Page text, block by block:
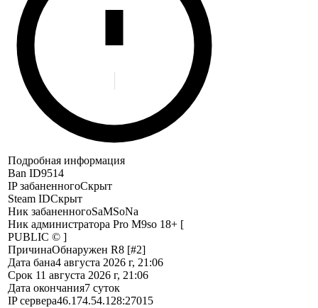
Подробная информация
Ban ID9514
IP забаненногоСкрыт
Steam IDСкрыт
Ник забаненногоSaMSoNa
Ник администратора Pro M9so 18+ [
PUBLIC © ]
ПричинаОбнаружен R8 [#2]
Дата бана4 августа 2026 г, 21:06
Срок 11 августа 2026 г, 21:06
Дата окончания7 суток
IP сервера46.174.54.128:27015